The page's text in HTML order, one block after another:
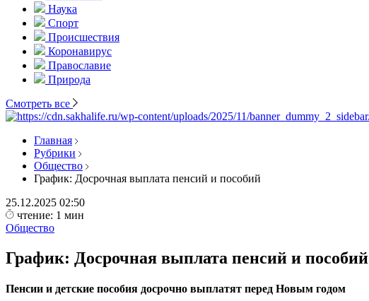
Наука
Спорт
Происшествия
Коронавирус
Православие
Природа
Смотреть все
Главная
Рубрики
Общество
График: Досрочная выплата пенсий и пособий
25.12.2025 02:50
чтение: 1 мин
Общество
График: Досрочная выплата пенсий и пособий
Пенсии и детские пособия досрочно выплатят перед Новым годом